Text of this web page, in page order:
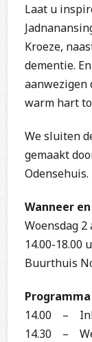
Laat u
Kroeze,
dementie.
aanwezigen
warm hart
We sluiten
gemaakt
Odensehuis.
Wanneer
Woensdag
14.00-18.00
Buurthuis
Programma
14.00 –
14.30 –